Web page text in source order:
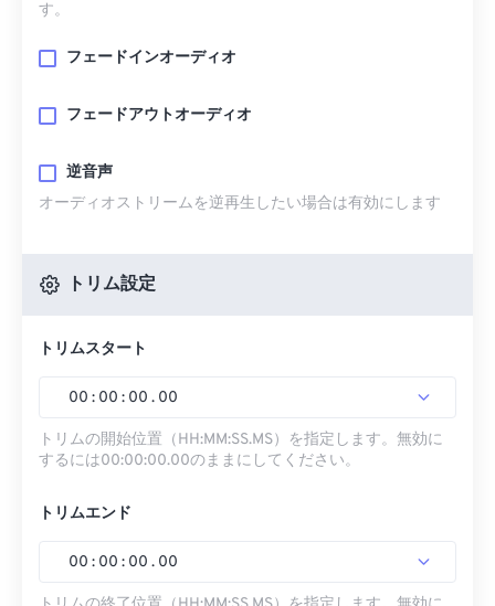
す。
フェードインオーディオ
フェードアウトオーディオ
逆音声
オーディオストリームを逆再生したい場合は有効にします
トリム設定
トリムスタート
00 : 00 : 00 . 00
トリムの開始位置（HH:MM:SS.MS）を指定します。無効に
するには00:00:00.00のままにしてください。
トリムエンド
00 : 00 : 00 . 00